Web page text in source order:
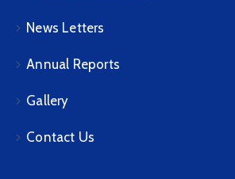
News Letters
Annual Reports
Gallery
Contact Us